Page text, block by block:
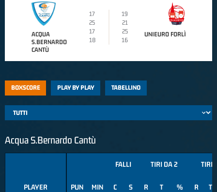
ACQUA
S.BERNARDO
CANTÙ
17
19
25
21
17
25
18
16
UNIEURO FORLÌ
BOXSCORE PLAY BY PLAY TABELLINO
Acqua S.Bernardo Cantù
PLAYER
FALLI TIRI DA 2 TIRI
PUN MIN C S R T % R T